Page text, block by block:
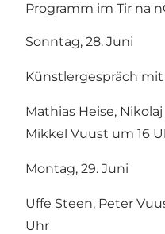
Programm im Tir na
Sonntag, 28. Juni
Künstlergespräch mit
Mathias Heise,
Mikkel Vuust um 16
Montag, 29. Juni
Uffe Steen, Peter
Uhr